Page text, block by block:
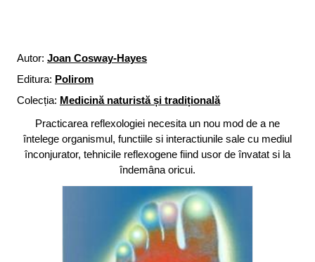
Autor: Joan Cosway-Hayes
Editura: Polirom
Colecția: Medicină naturistă și tradițională
Practicarea reflexologiei necesita un nou mod de a ne
întelege organismul, functiile si interactiunile sale cu mediul
înconjurator, tehnicile reflexogene fiind usor de învatat si la
îndemâna oricui.